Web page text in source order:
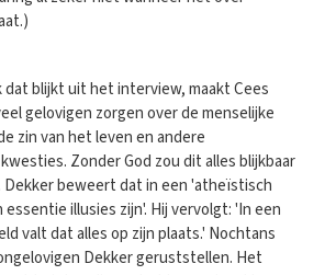
dat blijkt uit het interview, maakt Cees
gelovigen zorgen over de menselijke
zin van het leven en andere
Zonder God zou dit alles blijkbaar
beweert dat in een 'atheïstisch
illusies zijn'. Hij vervolgt: 'In een
valt dat alles op zijn plaats.' Nochtans
Dekker geruststellen. Het